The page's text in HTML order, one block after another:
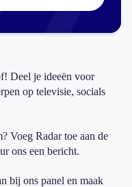
Deel je ideeën voor
op televisie, socials
Voeg Radar toe aan de
ons een bericht.
bij ons panel en maak